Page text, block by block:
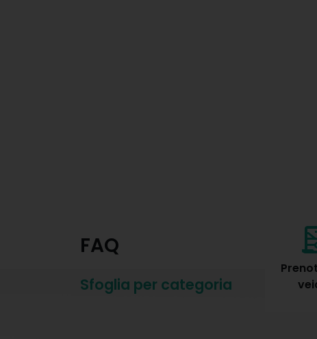
FAQ
Sfoglia per categoria
riconsegna
noleggio